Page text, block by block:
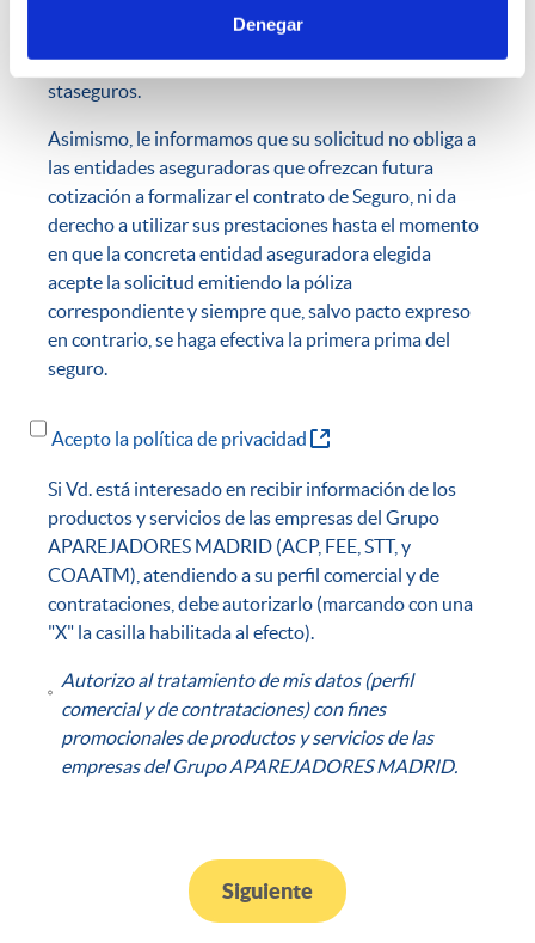
Denegar
que haya contratado la póliza, la oferta perderá toda
su validez y eficacia, no siendo vinculante para
staseguros.
Asimismo, le informamos que su solicitud no obliga a
las entidades aseguradoras que ofrezcan futura
cotización a formalizar el contrato de Seguro, ni da
derecho a utilizar sus prestaciones hasta el momento
en que la concreta entidad aseguradora elegida
acepte la solicitud emitiendo la póliza
correspondiente y siempre que, salvo pacto expreso
en contrario, se haga efectiva la primera prima del
seguro.
Acepto la política de privacidad (Abre una nueva
Si Vd. está interesado en recibir información de los
productos y servicios de las empresas del Grupo
APAREJADORES MADRID (ACP, FEE, STT, y
COAATM), atendiendo a su perfil comercial y de
contrataciones, debe autorizarlo (marcando con una
"X" la casilla habilitada al efecto).
Autorizo al tratamiento de mis datos (perfil
comercial y de contrataciones) con fines
promocionales de productos y servicios de las
empresas del Grupo APAREJADORES MADRID.
Siguiente